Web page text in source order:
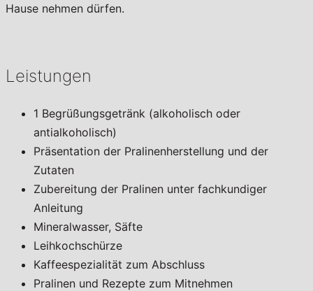
Hause nehmen dürfen.
Leistungen
1 Begrüßungsgetränk (alkoholisch oder
antialkoholisch)
Präsentation der Pralinenherstellung und der
Zutaten
Zubereitung der Pralinen unter fachkundiger
Anleitung
Mineralwasser, Säfte
Leihkochschürze
Kaffeespezialität zum Abschluss
Pralinen und Rezepte zum Mitnehmen